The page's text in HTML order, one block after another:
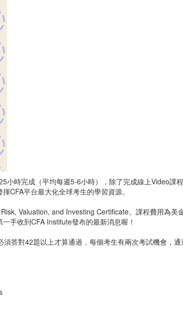
小時完成（平均每週5-6小時），除了完成線上Video課
CFA平台最大化全球考生的學習資源。
Valuation, and Investing Certificate。課程費用為
手收到CFA Institute發布的最新消息喔！
答對42題以上才算通過，每個考生有兩次考試機會，通